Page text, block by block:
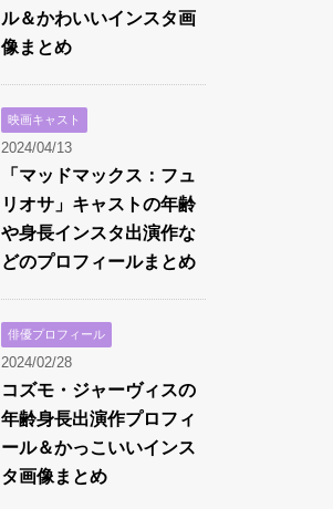
ル＆かわいいインスタ画
像まとめ
映画キャスト
2024/04/13
「マッドマックス：フュ
リオサ」キャストの年齢
や身長インスタ出演作な
どのプロフィールまとめ
俳優プロフィール
2024/02/28
コズモ・ジャーヴィスの
年齢身長出演作プロフィ
ール＆かっこいいインス
タ画像まとめ